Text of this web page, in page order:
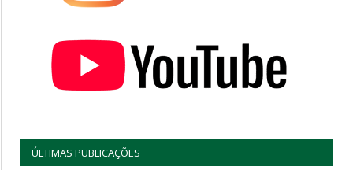
ÚLTIMAS PUBLICAÇÕES